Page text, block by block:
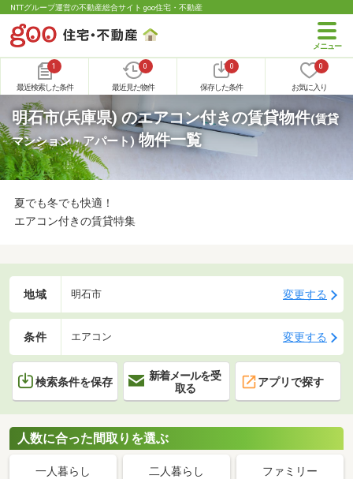
NTTグループ運営の不動産総合サイト goo住宅・不動産
1
最近検索した条件
0
最近見た物件
0
保存した条件
0
お気に入り
明石市(兵庫県) のエアコン付きの賃貸物件(賃貸
マンション・アパート)物件一覧
夏でも冬でも快適！
エアコン付きの賃貸特集
地域 明石市 変更する
条件 エアコン 変更する
検索条件を保存
新着メールを受
取る
アプリで探す
人数に合った間取りを選ぶ
一人暮らし 二人暮らし ファミリー